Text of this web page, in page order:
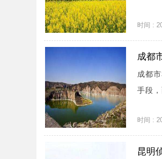
时间 :
成都
成都
手段
时间 :
昆明